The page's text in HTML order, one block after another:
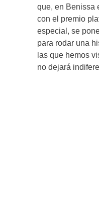
que, en Benissa
con el premio
especial, se
para rodar una
las que hemos
no dejará